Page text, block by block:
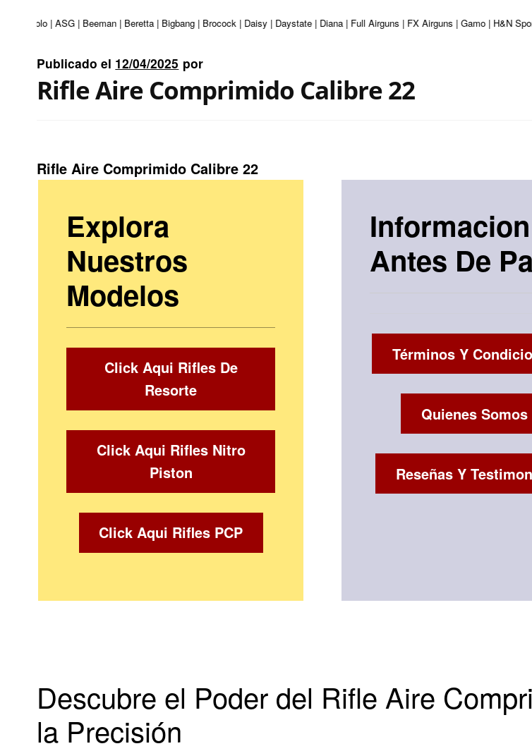
Apolo | ASG | Beeman | Beretta | Bigbang | Brocock | Daisy | Daystate | Diana | Full Airguns | FX Airguns | Gamo | H&N
Publicado el 12/04/2025 por
Rifle Aire Comprimido Calibre 22
Rifle Aire Comprimido Calibre 22
Explora
Nuestros
Modelos
Click Aqui Rifles De
Resorte
Click Aqui Rifles Nitro
Piston
Click Aqui Rifles PCP
Informacion
Antes De
Términos Y
Quienes Somos
Reseñas Y
Descubre el Poder del Rifle Aire
la Precisión